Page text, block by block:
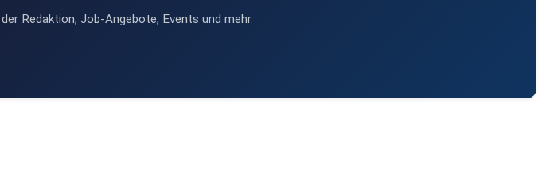
Redaktion, Job-Angebote, Events und mehr.